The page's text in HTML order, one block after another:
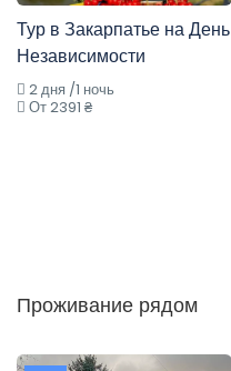
Тур в Закарпатье на День
Независимости
2 дня /1 ночь
От 2391 ₴
Проживание рядом